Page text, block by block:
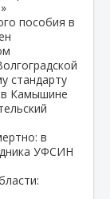
пособия в
стандарту
в Камышине
в
УФСИН